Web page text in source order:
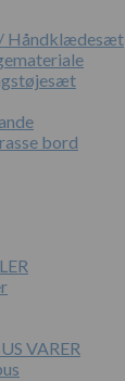
Håndklædesæt
bord
VARER